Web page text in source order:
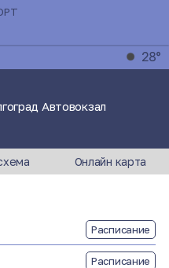
28°
Автовокзал
Онлайн карта
Расписание
Расписание